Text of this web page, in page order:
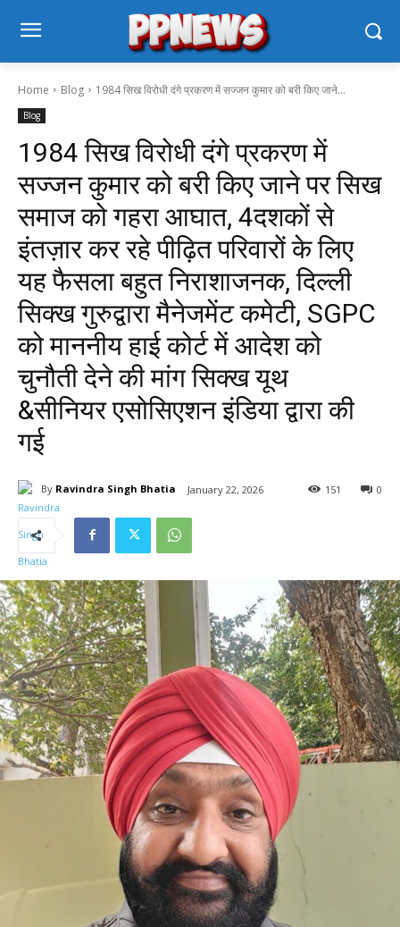
Home Blog 1984 सिख विरोधी दंगे प्रकरण में सज्जन कुमार को बरी किए जाने...
Blog
1984 सिख विरोधी दंगे प्रकरण में
सज्जन कुमार को बरी किए जाने पर सिख
समाज को गहरा आघात, 4दशकों से
इंतज़ार कर रहे पीढ़ित परिवारों के लिए
यह फैसला बहुत निराशाजनक, दिल्ली
सिक्ख गुरुद्वारा मैनेजमेंट कमेटी, SGPC
को माननीय हाई कोर्ट में आदेश को
चुनौती देने की मांग सिक्ख यूथ
&सीनियर एसोसिएशन इंडिया द्वारा की
गई
By Ravindra Singh Bhatia January 22, 2026 0
151